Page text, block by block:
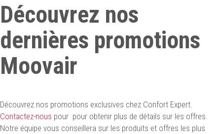
Découvrez nos
dernières promotions
Moovair
Découvrez nos promotions exclusives chez Confort Expert.
Contactez-nous pour pour obtenir plus de détails sur les offres.
Notre équipe vous conseillera sur les produits et offres les plus